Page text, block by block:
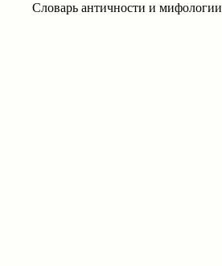
Словарь античности и мифологии